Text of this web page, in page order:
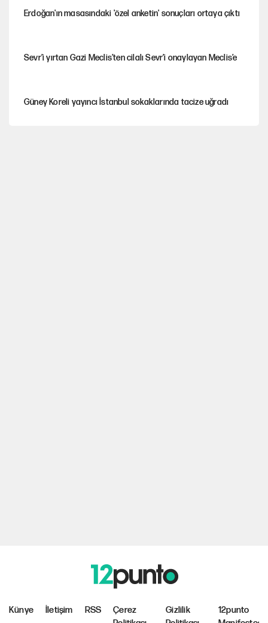
Erdoğan'ın masasındaki 'özel anketin' sonuçları ortaya çıktı
Sevr’i yırtan Gazi Meclis’ten cilalı Sevr’i onaylayan Meclis’e
Güney Koreli yayıncı İstanbul sokaklarında tacize uğradı
Künye İletişim RSS
Çerez
Gizlilik
12punto